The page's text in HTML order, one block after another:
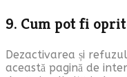
9. Cum pot fi
Dezactivarea și
această pagină de